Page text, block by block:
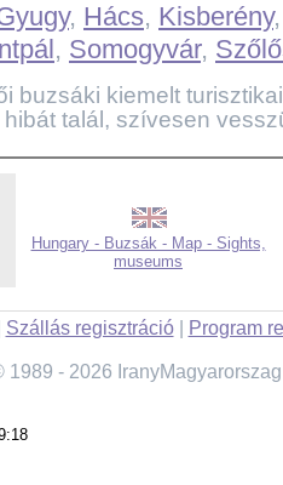
, Hács, Kisberény
, Somogyvár,
buzsáki kiemelt
talál, szívesen
Hungary - Buzsák - Map - Sights,
museums
Szállás regisztráció| Program
1989 - 2026